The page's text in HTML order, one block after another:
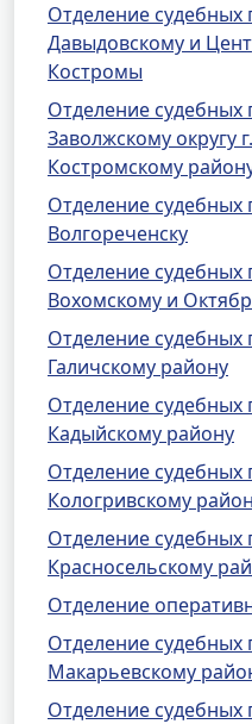
Отделение судебных
Давыдовскому и
Костромы
Отделение судебных
Заволжскому округу
Костромскому
Отделение судебных
Волгореченску
Отделение судебных
Вохомскому и
Отделение судебных
Галичскому району
Отделение судебных
Кадыйскому району
Отделение судебных
Кологривскому
Отделение судебных
Красносельскому
Отделение
Отделение судебных
Макарьевскому
Отделение судебных